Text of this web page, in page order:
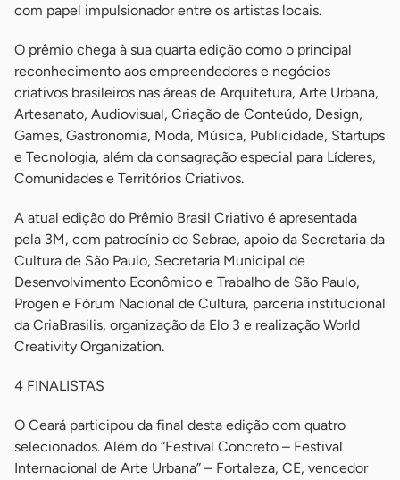
com papel impulsionador entre os artistas locais.
O prêmio chega à sua quarta edição como o principal
reconhecimento aos empreendedores e negócios
criativos brasileiros nas áreas de Arquitetura, Arte Urbana,
Artesanato, Audiovisual, Criação de Conteúdo, Design,
Games, Gastronomia, Moda, Música, Publicidade, Startups
e Tecnologia, além da consagração especial para Líderes,
Comunidades e Territórios Criativos.
A atual edição do Prêmio Brasil Criativo é apresentada
pela 3M, com patrocínio do Sebrae, apoio da Secretaria da
Cultura de São Paulo, Secretaria Municipal de
Desenvolvimento Econômico e Trabalho de São Paulo,
Progen e Fórum Nacional de Cultura, parceria institucional
da CriaBrasilis, organização da Elo 3 e realização World
Creativity Organization.
4 FINALISTAS
O Ceará participou da final desta edição com quatro
selecionados. Além do “Festival Concreto – Festival
Internacional de Arte Urbana” – Fortaleza, CE, vencedor